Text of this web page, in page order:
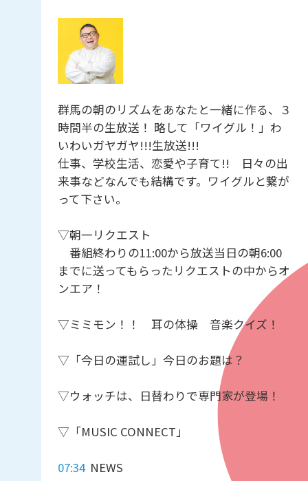
群馬の朝のリズムをあなたと一緒に作る、３
時間半の生放送！ 略して「ワイグル！」わ
いわいガヤガヤ!!!生放送!!!
仕事、学校生活、恋愛や子育て!! 日々の出
来事などなんでも結構です。ワイグルと繋が
って下さい。
▽朝一リクエスト
番組終わりの11:00から放送当日の朝6:00
までに送ってもらったリクエストの中からオ
ンエア！
▽ミミモン！！ 耳の体操 音楽クイズ！
▽「今日の運試し」今日のお題は？
▽ウォッチは、日替わりで専門家が登場！
▽「MUSIC CONNECT」
07:34 NEWS